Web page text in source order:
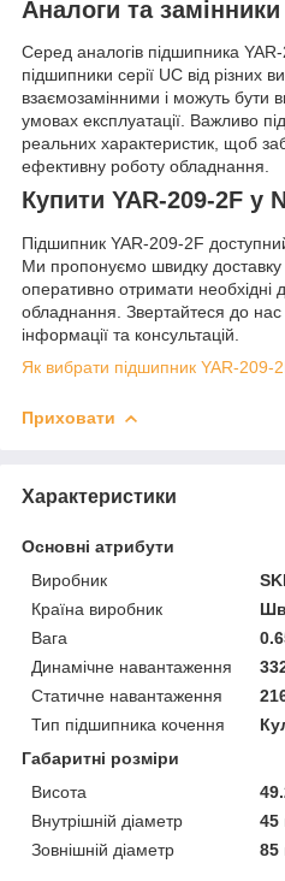
Аналоги та
Серед аналогів підшипника
підшипники серії UC від різних
взаємозамінними і можуть бути
умовах експлуатації. Важливо
реальних характеристик, щоб
ефективну роботу обладнання.
Купити YAR-209-2F у
Підшипник YAR-209-2F
Ми пропонуємо швидку
оперативно отримати необхідні
обладнання. Звертайтеся до
інформації та консультацій.
Як вибрати підшипник YAR-209-
Приховати
Характеристики
Основні атрибути
Виробник
Країна виробник
Вага
Динамічне навантаження
Статичне навантаження
Тип підшипника кочення
Габаритні розміри
Висота
Внутрішній діаметр
45
Зовнішній діаметр
85